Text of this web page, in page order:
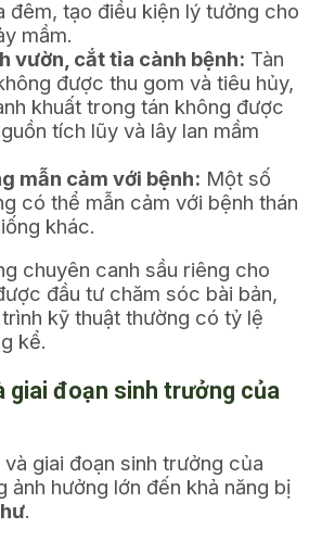
đêm, tạo điều kiện lý tưởng cho
mầm.
vườn, cắt tỉa cành bệnh: Tàn
được thu gom và tiêu hủy,
khuất trong tán không được
tích lũy và lây lan mầm
mẫn cảm với bệnh: Một số
có thể mẫn cảm với bệnh thán
khác.
chuyên canh sầu riêng cho
đầu tư chăm sóc bài bản,
kỹ thuật thường có tỷ lệ
kể.
giai đoạn sinh trưởng của
giai đoạn sinh trưởng của
ảnh hưởng lớn đến khả năng bị
.